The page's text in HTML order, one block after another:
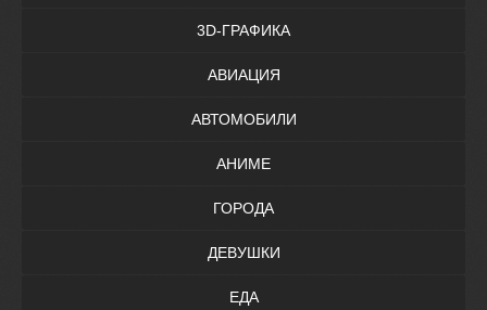
3D-ГРАФИКА
АВИАЦИЯ
АВТОМОБИЛИ
АНИМЕ
ГОРОДА
ДЕВУШКИ
ЕДА